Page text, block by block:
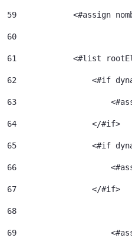
59
<#assign
60
61
<#list
62
<#if
63
64
                </#if>
65
<#if
66
67
                </#if>
68
69